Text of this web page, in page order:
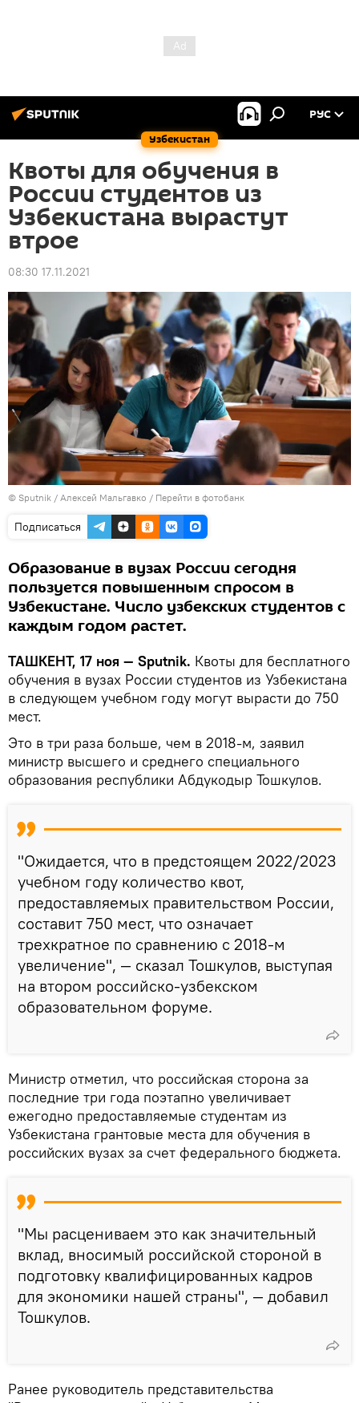
Узбекистан
РУС
Квоты для обучения в
России студентов из
Узбекистана вырастут
втрое
08:30 17.11.2021
© Sputnik / Алексей Мальгавко / Перейти в фотобанк
Подписаться
Образование в вузах России сегодня
пользуется повышенным спросом в
Узбекистане. Число узбекских студентов с
каждым годом растет.
ТАШКЕНТ, 17 ноя — Sputnik. Квоты для бесплатного
обучения в вузах России студентов из Узбекистана
в следующем учебном году могут вырасти до 750
мест.
Это в три раза больше, чем в 2018-м, заявил
министр высшего и среднего специального
образования республики Абдукодыр Тошкулов.
"Ожидается, что в предстоящем 2022/2023
учебном году количество квот,
предоставляемых правительством России,
составит 750 мест, что означает
трехкратное по сравнению с 2018-м
увеличение", — сказал Тошкулов, выступая
на втором российско-узбекском
образовательном форуме.
Министр отметил, что российская сторона за
последние три года поэтапно увеличивает
ежегодно предоставляемые студентам из
Узбекистана грантовые места для обучения в
российских вузах за счет федерального бюджета.
"Мы расцениваем это как значительный
вклад, вносимый российской стороной в
подготовку квалифицированных кадров
для экономики нашей страны", — добавил
Тошкулов.
Ранее руководитель представительства